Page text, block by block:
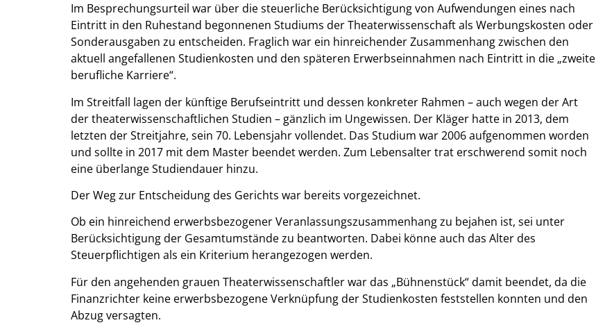
Im Besprechungsurteil war über die steuerliche Berücksichtigung von Aufwendungen eines nach
Eintritt in den Ruhestand begonnenen Studiums der Theaterwissenschaft als Werbungskosten oder
Sonderausgaben zu entscheiden. Fraglich war ein hinreichender Zusammenhang zwischen den
aktuell angefallenen Studienkosten und den späteren Erwerbseinnahmen nach Eintritt in die „zweite
berufliche Karriere“.
Im Streitfall lagen der künftige Berufseintritt und dessen konkreter Rahmen – auch wegen der Art
der theaterwissenschaftlichen Studien – gänzlich im Ungewissen. Der Kläger hatte in 2013, dem
letzten der Streitjahre, sein 70. Lebensjahr vollendet. Das Studium war 2006 aufgenommen worden
und sollte in 2017 mit dem Master beendet werden. Zum Lebensalter trat erschwerend somit noch
eine überlange Studiendauer hinzu.
Der Weg zur Entscheidung des Gerichts war bereits vorgezeichnet.
Ob ein hinreichend erwerbsbezogener Veranlassungszusammenhang zu bejahen ist, sei unter
Berücksichtigung der Gesamtumstände zu beantworten. Dabei könne auch das Alter des
Steuerpflichtigen als ein Kriterium herangezogen werden.
Für den angehenden grauen Theaterwissenschaftler war das „Bühnenstück“ damit beendet, da die
Finanzrichter keine erwerbsbezogene Verknüpfung der Studienkosten feststellen konnten und den
Abzug versagten.